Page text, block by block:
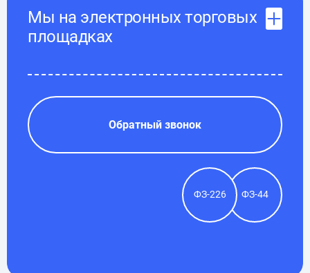
Мы на электронных торговых
площадках
Обратный звонок
ФЗ-226 ФЗ-44